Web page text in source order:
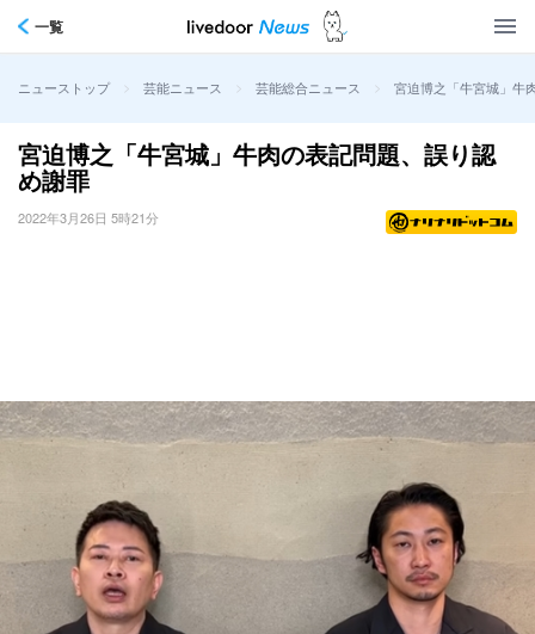
一覧
ニューストップ > 芸能ニュース > 芸能総合ニュース > 宮迫博之「牛宮城」牛
宮迫博之「牛宮城」牛肉の表記問題、誤り認
め謝罪
2022年3月26日 5時21分